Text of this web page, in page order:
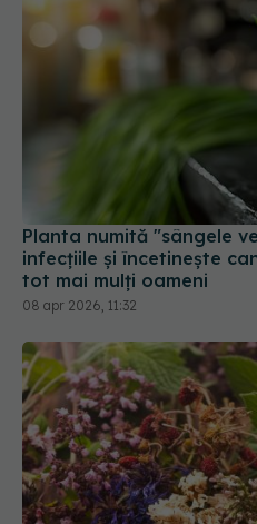
Planta numită "sângele
infecțiile și încetinește
tot mai mulți oameni
08 apr 2026, 11:32